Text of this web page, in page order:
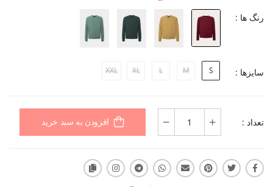
رنگ ها :
سایزها : S
M
L
XL
XXL
تعداد : افزودن به سبد خرید